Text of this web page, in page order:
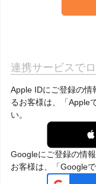
連携サービスで
Apple IDにご登録の情
るお客様は、「Apple
い。

Googleにご登録の情
お客様は、「Google